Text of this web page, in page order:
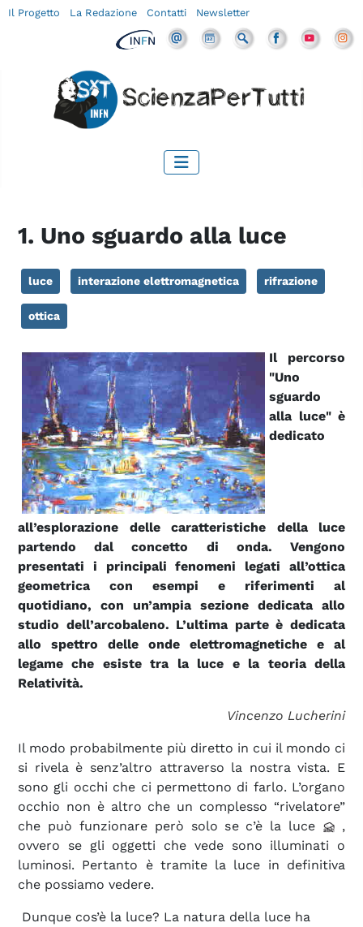
Il Progetto La Redazione Contatti Newsletter
1. Uno sguardo alla luce
luce interazione elettromagnetica rifrazione
ottica
Il percorso
"Uno
sguardo
alla luce" è
dedicato
all’esplorazione delle caratteristiche della luce
partendo dal concetto di onda. Vengono
presentati i principali fenomeni legati all’ottica
geometrica con esempi e riferimenti al
quotidiano, con un’ampia sezione dedicata allo
studio dell’arcobaleno. L’ultima parte è dedicata
allo spettro delle onde elettromagnetiche e al
legame che esiste tra la luce e la teoria della
Relatività.
Vincenzo Lucherini
Il modo probabilmente più diretto in cui il mondo ci
si rivela è senz’altro attraverso la nostra vista. E
sono gli occhi che ci permettono di farlo. L’organo
occhio non è altro che un complesso “rivelatore”
che può funzionare però solo se c’è la luce
,
ovvero se gli oggetti che vede sono illuminati o
luminosi. Pertanto è tramite la luce in definitiva
che possiamo vedere.
Dunque cos’è la luce? La natura della luce ha